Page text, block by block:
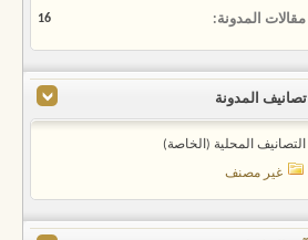
مقالات المدونة 16
تصانيف المدونة
التصانيف المحلية (الخاصة)
غير مصنف